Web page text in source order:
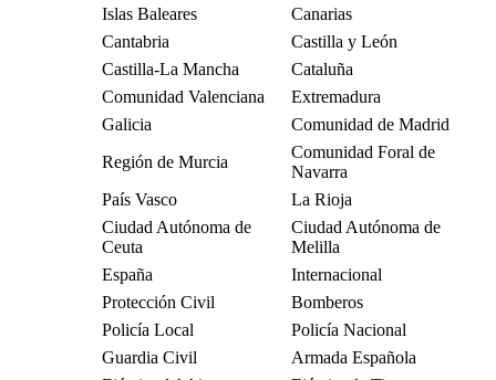
Islas Baleares
Canarias
Cantabria
Castilla y León
Castilla-La Mancha
Cataluña
Comunidad Valenciana
Extremadura
Galicia
Comunidad de Madrid
Región de Murcia
Comunidad Foral de
Navarra
País Vasco
La Rioja
Ciudad Autónoma de
Ceuta
Ciudad Autónoma de
Melilla
España
Internacional
Protección Civil
Bomberos
Policía Local
Policía Nacional
Guardia Civil
Armada Española